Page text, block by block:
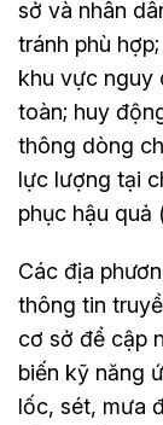
sở và nhân
tránh phù
khu vực nguy
toàn; huy
thông dòng
lực lượng tại
phục hậu quả
Các địa
thông tin
cơ sở để cập
biến kỹ năng
lốc, sét, mưa